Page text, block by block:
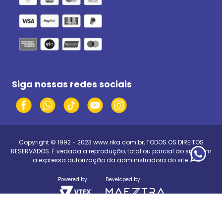
Siga nossas redes sociais
Copyright © 1992 - 2023 www.rika.com.br, TODOS OS DIREITOS
RESERVADOS. É vedada a reprodução, total ou parcial do site, sem
a expressa autorização da administradora do site.
Powered by Developed by